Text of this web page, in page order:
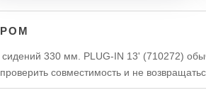
330 мм. PLUG-IN 13' (710272)
совместимость и не